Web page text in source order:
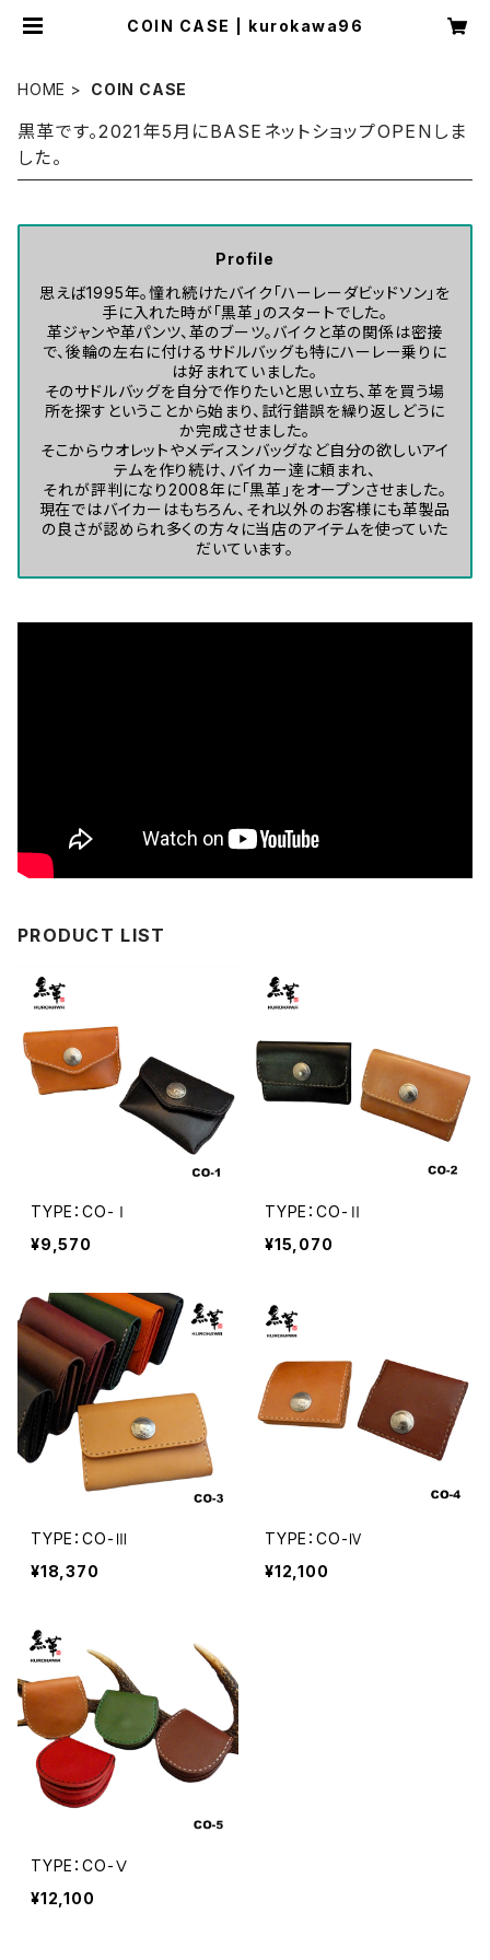
COIN CASE | kurokawa96
HOME COIN CASE
黒革です。2021年5月にBASEネットショップOPENしま
した。
Profile
思えば1995年。憧れ続けたバイク「ハーレーダビッドソン」を
手に入れた時が「黒革」のスタートでした。
革ジャンや革パンツ、革のブーツ。バイクと革の関係は密接
で、後輪の左右に付けるサドルバッグも特にハーレー乗りに
は好まれていました。
そのサドルバッグを自分で作りたいと思い立ち、革を買う場
所を探すということから始まり、試行錯誤を繰り返しどうに
か完成させました。
そこからウオレットやメディスンバッグなど自分の欲しいアイ
テムを作り続け、バイカー達に頼まれ、
それが評判になり2008年に「黒革」をオープンさせました。
現在ではバイカーはもちろん、それ以外のお客様にも革製品
の良さが認められ多くの方々に当店のアイテムを使っていた
だいています。
PRODUCT LIST
TYPE：CO-Ⅰ
¥9,570
TYPE：CO-Ⅱ
¥15,070
TYPE：CO-Ⅲ
¥18,370
TYPE：CO-Ⅳ
¥12,100
TYPE：CO-Ⅴ
¥12,100